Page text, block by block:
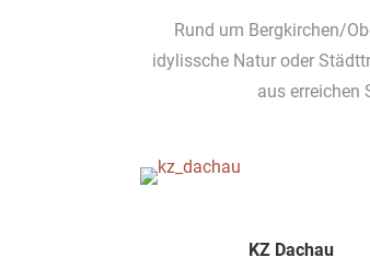
Rund um Bergkirchen/
idylissche Natur oder
aus erreichen
KZ Dachau